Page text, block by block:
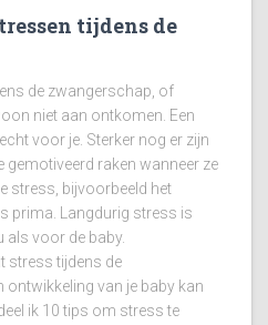
tijdens de
de zwangerschap, of
niet aan ontkomen. Een
voor je. Sterker nog er zijn
gemotiveerd raken wanneer ze
stress, bijvoorbeeld het
prima. Langdurig stress is
voor de baby.
stress tijdens de
ontwikkeling van je baby kan
ik 10 tips om stress te